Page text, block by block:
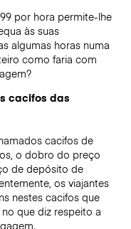
por hora permite-lhe
às suas
algumas horas numa
como faria com
cacifos das
cacifos de
o dobro do preço
de depósito de
os viajantes
nestes cacifos que
que diz respeito a